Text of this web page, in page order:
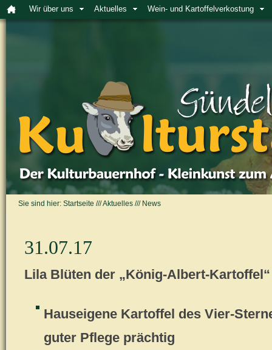
Wir über uns Aktuelles Wein- und Kartoffelverkostung
Sie sind hier: Startseite ///Aktuelles /// News
31.07.17
Lila Blüten der „König-Albert-
Hauseigene Kartoffel des Vier-
guter Pflege prächtig